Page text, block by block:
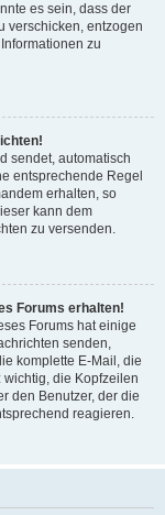
es sein, dass der
verschicken, entzogen
zu
sendet, automatisch
entsprechende Regel
erhalten, so
kann dem
zu versenden.
Forums erhalten!
Forums hat einige
senden,
komplette E-Mail, die
die Kopfzeilen
den Benutzer, der die
reagieren.